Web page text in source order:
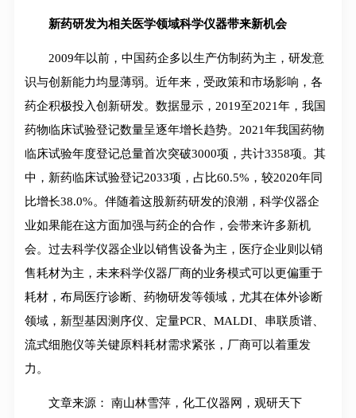
新药研发为相关医学领域科学仪器带来新机会
2009年以前，中国药企多以生产仿制药为主，研发意
识与创新能力均显薄弱。近年来，受政策和市场影响，各
药企积极投入创新研发。数据显示，2019至2021年，我国
药物临床试验登记数量呈逐年增长趋势。2021年我国药物
临床试验年度登记总量首次突破3000项，共计3358项。其
中，新药临床试验登记2033项，占比60.5%，较2020年同
比增长38.0%。伴随着这股新药研发的浪潮，科学仪器企
业如果能在这方面加强与药企的合作，会带来许多新机
会。过去科学仪器企业以销售设备为主，医疗企业则以销
售耗材为主，未来科学仪器厂商的业务模式可以更偏重于
耗材，布局医疗诊断、药物研发等领域，尤其在体外诊断
领域，新型基因测序仪、定量PCR、MALDI、串联质谱、
流式细胞仪等关键原料耗材需求紧张，厂商可以着重发
力。
文章来源： 南山林雪萍，化工仪器网，观研天下